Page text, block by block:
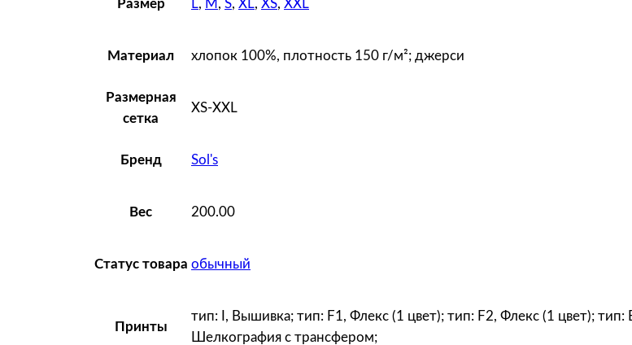
е
Размер L, M , S, XL, XS, XXL
Материал хлопок 100%, плотность 150 г/м²; джерси
Размерная
сетка
XS-XXL
Бренд Sol's
Вес 200.00
Статус товара обычный
Принты
тип: I, Вышивка; тип: F1, Флекс (1 цвет); тип: F2, Флекс (1 цвет);
Шелкография с трансфером;